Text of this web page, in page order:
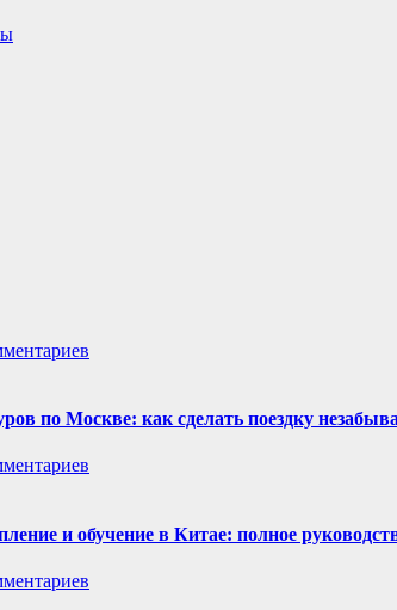
по Москве: как сделать поездку
и обучение в Китае: полное